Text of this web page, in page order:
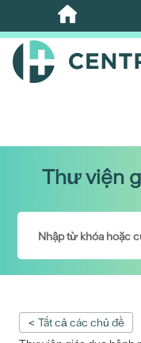
Bỏ
qua
nội
Thư viện
< Tất cả các chủ đề